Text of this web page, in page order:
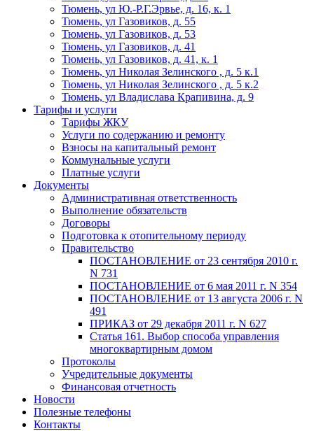
Тюмень, ул Ю.-Р.Г.Эрвье, д. 16, к. 1
Тюмень, ул Газовиков, д. 55
Тюмень, ул Газовиков, д. 53
Тюмень, ул Газовиков, д. 41
Тюмень, ул Газовиков, д. 41, к. 1
Тюмень, ул Николая Зелинского , д. 5 к.1
Тюмень, ул Николая Зелинского , д. 5 к.2
Тюмень, ул Владислава Крапивина, д. 9
Тарифы и услуги
Тарифы ЖКУ
Услуги по содержанию и ремонту
Взносы на капитальный ремонт
Коммунальные услуги
Платные услуги
Документы
Административная ответственность
Выполнение обязательств
Договоры
Подготовка к отопительному периоду
Правительство
ПОСТАНОВЛЕНИЕ от 23 сентября 2010 г.
N 731
ПОСТАНОВЛЕНИЕ от 6 мая 2011 г. N 354
ПОСТАНОВЛЕНИЕ от 13 августа 2006 г. N
491
ПРИКАЗ от 29 декабря 2011 г. N 627
Статья 161. Выбор способа управления
многоквартирным домом
Протоколы
Учредительные документы
Финансовая отчетность
Новости
Полезные телефоны
Контакты